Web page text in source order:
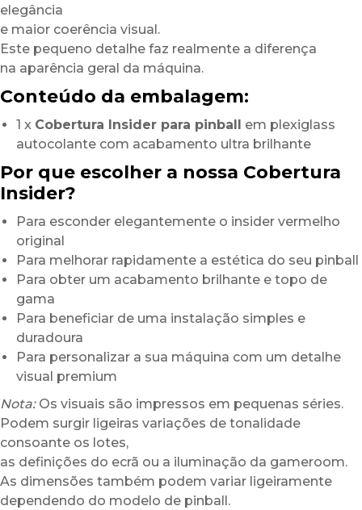
elegância
e maior coerência visual.
Este pequeno detalhe faz realmente a diferença
na aparência geral da máquina.
Conteúdo da embalagem:
1 x Cobertura Insider para pinball
em plexiglass
autocolante com acabamento ultra brilhante
Por que escolher a nossa Cobertura
Insider?
Para esconder elegantemente o insider vermelho
original
Para melhorar rapidamente a estética do seu pinball
Para obter um acabamento brilhante e topo de
gama
Para beneficiar de uma instalação simples e
duradoura
Para personalizar a sua máquina com um detalhe
visual premium
Nota:Os visuais são impressos em pequenas séries.
Podem surgir ligeiras variações de tonalidade
consoante os lotes,
as definições do ecrã ou a iluminação da gameroom.
As dimensões também podem variar ligeiramente
dependendo do modelo de pinball.